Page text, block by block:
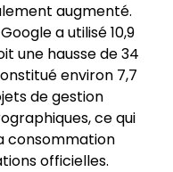
augmenté.
a utilisé 10,9
une hausse de 34
environ 7,7
de gestion
ce qui
consommation
officielles.